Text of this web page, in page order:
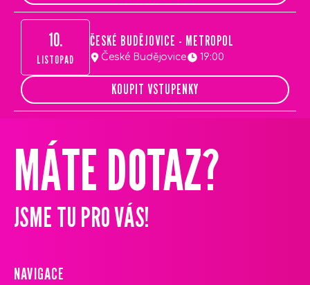
10.
LISTOPAD
ČESKÉ BUDĚJOVICE - METROPOL
České Budějovice 19:00
KOUPIT VSTUPENKY
MÁTE DOTAZ?
JSME TU PRO VÁS!
NAVIGACE